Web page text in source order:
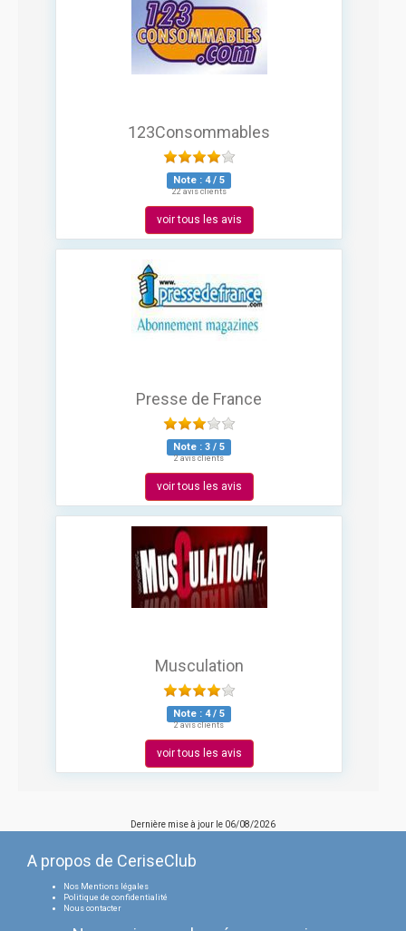
123Consommables
Note : 4/ 5
22 avis clients
voir tous les avis
Presse de France
Note : 3 / 5
2 avis clients
voir tous les avis
Musculation
Note : 4/ 5
2 avis clients
voir tous les avis
Dernière mise à jour le 06/08/2026
A propos de CeriseClub
Nos Mentions légales
Politique de confidentialité
Nous contacter